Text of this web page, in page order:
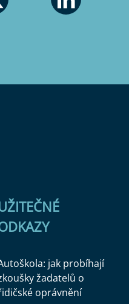
jak probíhají
žadatelů o
oprávnění